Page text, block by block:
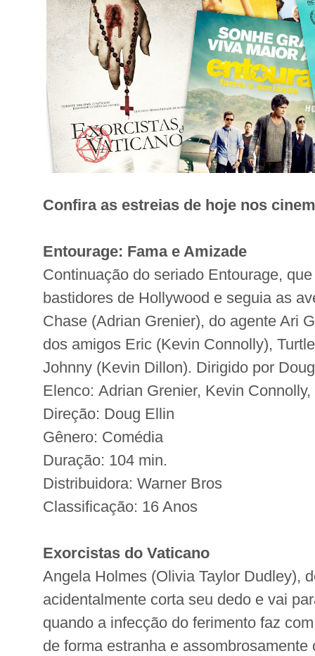
Confira as estreias de hoje nos
Entourage: Fama e Amizade
Continuação do seriado Entourage,
bastidores de Hollywood e seguia as
Chase (Adrian Grenier), do agente Ari
dos amigos Eric (Kevin Connolly),
Johnny (Kevin Dillon). Dirigido por
Elenco: Adrian Grenier, Kevin
Direção: Doug Ellin
Gênero: Comédia
Duração: 104 min.
Distribuidora: Warner Bros
Classificação: 16 Anos
Exorcistas do Vaticano
Angela Holmes (Olivia Taylor Dudley),
acidentalmente corta seu dedo e vai
quando a infecção do ferimento faz
de forma estranha e assombrosamente